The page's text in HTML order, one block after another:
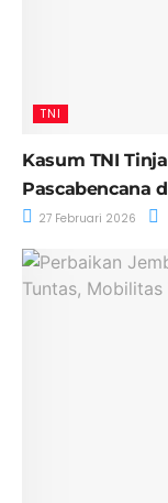
TNI
Kasum TNI
Pascabencana
27 Februari 2026